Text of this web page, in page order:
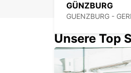
GÜNZBURG
GUENZBURG -
Unsere Top